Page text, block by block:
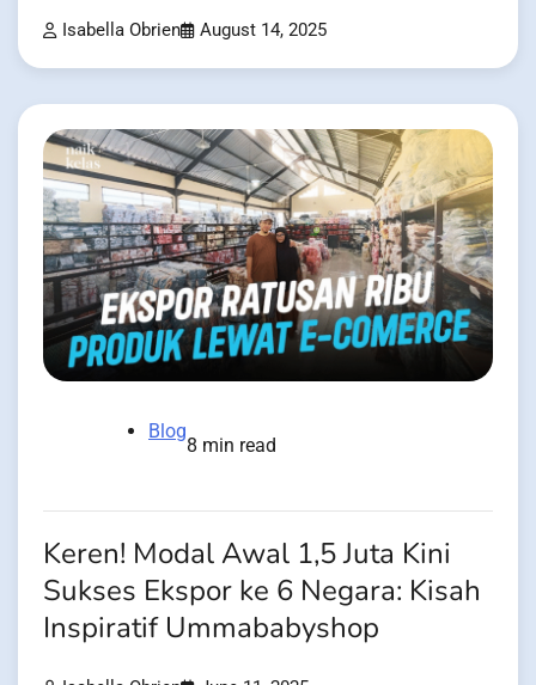
Isabella Obrien August 14, 2025
Blog
8 min read
Keren! Modal Awal 1,5 Juta Kini
Sukses Ekspor ke 6 Negara: Kisah
Inspiratif Ummababyshop